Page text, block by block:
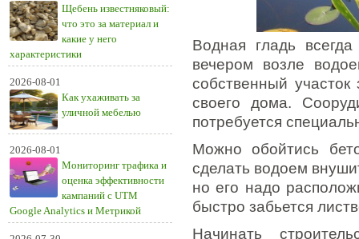
Щебень известняковый:
что это за материал и
какие у него
характеристики
2026-08-01
Как ухаживать за
уличной мебелью
2026-08-01
Мониторинг трафика и
оценка эффективности
кампаний с UTM
Google Analytics и Метрикой
Водная гладь
вечером возле
собственный
своего дома.
потребуется
Можно обойтись
сделать водоем
но его надо
быстро забьется
Начинать